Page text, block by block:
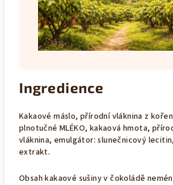
Ingredience
Kakaové máslo, přírodní vláknina z
plnotučné MLÉKO, kakaová hmota,
vláknina, emulgátor: slunečnicový
extrakt.
Obsah kakaové sušiny v čokoládě